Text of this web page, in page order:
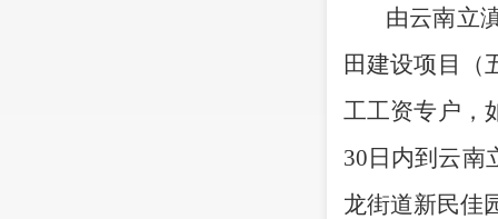
由云南立
田建设项目（
工工资专户
30 日内到 云南
龙街道新民佳